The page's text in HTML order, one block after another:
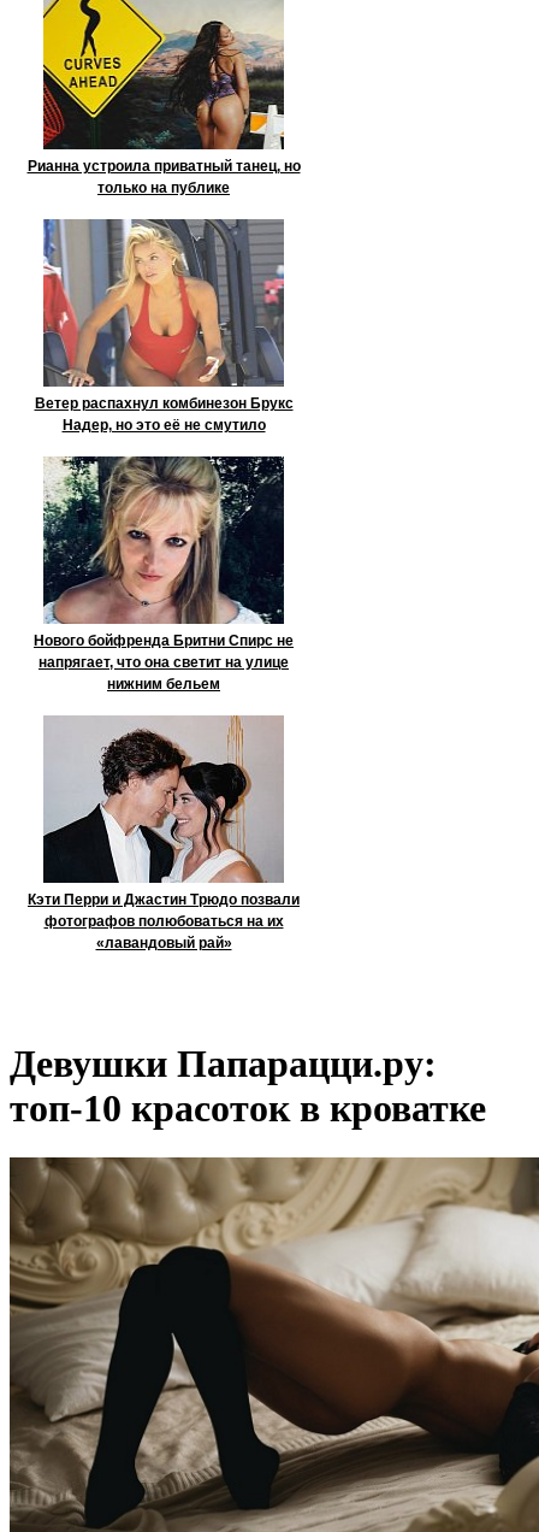
Рианна устроила приватный танец, но
только на публике
Ветер распахнул комбинезон Брукс
Надер, но это её не смутило
Нового бойфренда Бритни Спирс не
напрягает, что она светит на улице
нижним бельем
Кэти Перри и Джастин Трюдо позвали
фотографов полюбоваться на их
«лавандовый рай»
Девушки Папарацци.ру:
топ-10 красоток в кроватке